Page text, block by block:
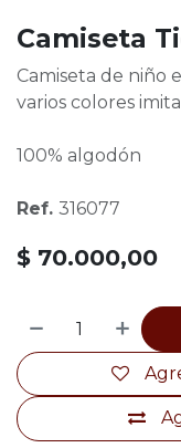
Camiseta
Camiseta de niño
varios colores
100% algodón
Ref. 316077
$ 70.000,00